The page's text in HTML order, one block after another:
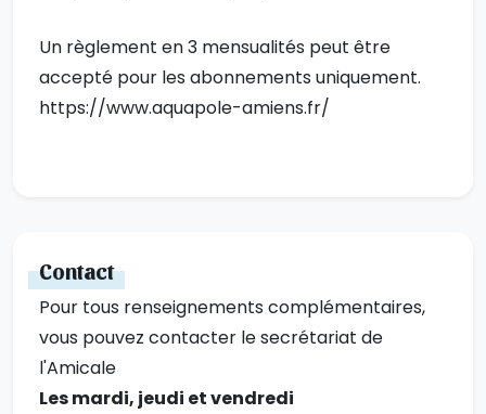
Un règlement en 3 mensualités peut être
accepté pour les abonnements uniquement.
https://www.aquapole-amiens.fr/
Contact
Pour tous renseignements complémentaires,
vous pouvez contacter le secrétariat de
l'Amicale
Les mardi, jeudi et vendredi